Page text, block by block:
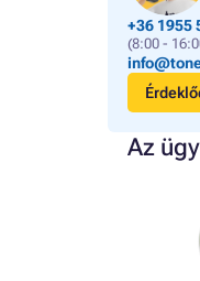
+36 1955
(8:00 -
Az